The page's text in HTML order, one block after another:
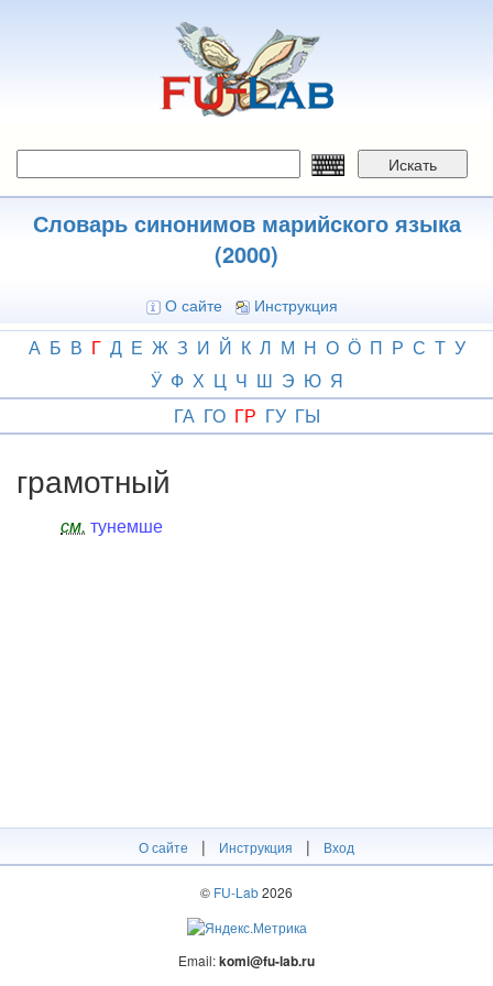
Искать
Словарь синонимов марийского языка
(2000)
О сайте Инструкция
А Б В Г Д Е Ж З И Й К Л М Н О Ӧ П Р С Т У
Ӱ Ф Х Ц Ч Ш Э Ю Я
ГА ГО ГР ГУ ГЫ
грамотный
см. тунемше
О сайте | Инструкция | Вход
© FU-Lab2026
Email:komi@fu-lab.ru